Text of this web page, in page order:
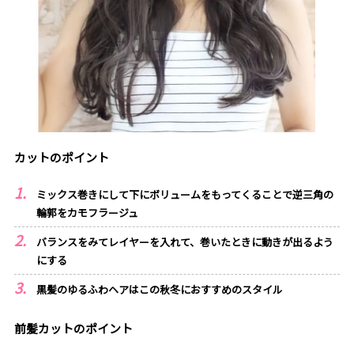
カットのポイント
ミックス巻きにして下にボリュームをもってくることで逆三角の
輪郭をカモフラージュ
バランスをみてレイヤーを入れて、巻いたときに動きが出るよう
にする
黒髪のゆるふわヘアはこの秋冬におすすめのスタイル
前髪カットのポイント